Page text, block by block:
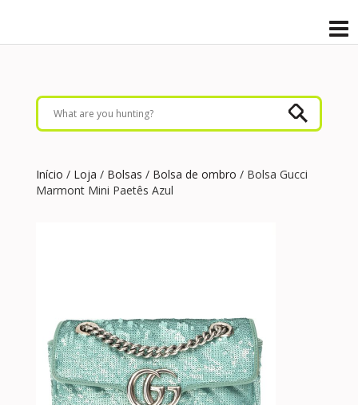
Início / Loja / Bolsas / Bolsa de ombro / Bolsa Gucci
Marmont Mini Paetês Azul